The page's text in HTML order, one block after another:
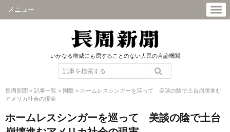
メニュー
いかなる権威にも屈することのない人民の言論機関
長周新聞 > 記事一覧 > 国際 > ホームレスシンガーを巡って 美談の陰で土台崩壊進む
アメリカ社会の現実
ホームレスシンガーを巡って 美談の陰で土台